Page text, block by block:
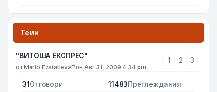
Теми
"ВИТОША ЕКСПРЕС"
отMario Evstatiev»Пон Авг 31, 2009 4:34 pm
1 2 3
31Отговори 11483Преглеждания